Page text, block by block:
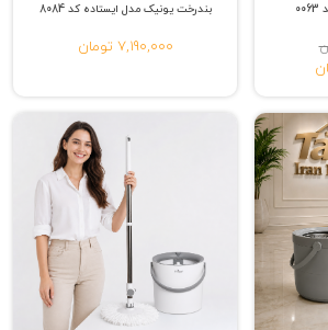
بندرخت یونیک مدل ایستاده کد 8084
7,190,000 تومان